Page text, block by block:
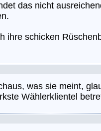
das nicht
ihre schicken
was sie meint,
Wählerklientel